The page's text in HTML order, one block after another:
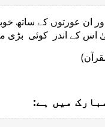
ان عورتوں کے ساتھ
اس کے اندر کوئی
میں ہے: